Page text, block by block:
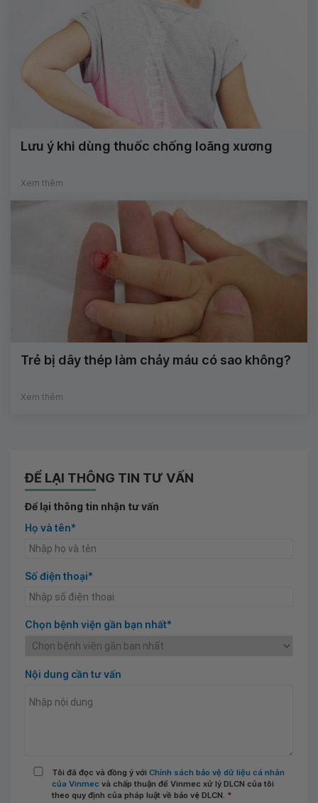
Lưu ý khi dùng thuốc chống loãng xương
Xem thêm
Trẻ bị dây thép làm chảy máu có sao không?
Xem thêm
ĐỂ LẠI THÔNG TIN TƯ VẤN
Để lại thông tin nhận tư vấn
Họ và tên*
Số điện thoại*
Chọn bệnh viện gần bạn nhất*
Nội dung cần tư vấn
Tôi đã đọc và đồng ý với Chính sách bảo vệ dữ liệu cá nhân
của Vinmec và chấp thuận để Vinmec xử lý DLCN của tôi
theo quy định của pháp luật về bảo vệ DLCN. *